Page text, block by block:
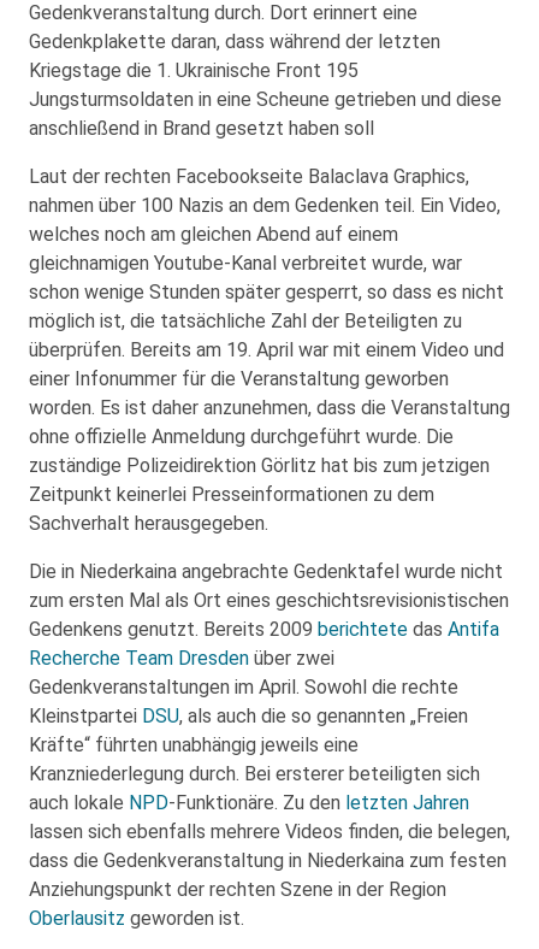
Gedenkveranstaltung durch. Dort erinnert eine
Gedenkplakette daran, dass während der letzten
Kriegstage die 1. Ukrainische Front 195
Jungsturmsoldaten in eine Scheune getrieben und diese
anschließend in Brand gesetzt haben soll
Laut der rechten Facebookseite Balaclava Graphics,
nahmen über 100 Nazis an dem Gedenken teil. Ein Video,
welches noch am gleichen Abend auf einem
gleichnamigen Youtube-Kanal verbreitet wurde, war
schon wenige Stunden später gesperrt, so dass es nicht
möglich ist, die tatsächliche Zahl der Beteiligten zu
überprüfen. Bereits am 19. April war mit einem Video und
einer Infonummer für die Veranstaltung geworben
worden. Es ist daher anzunehmen, dass die Veranstaltung
ohne offizielle Anmeldung durchgeführt wurde. Die
zuständige Polizeidirektion Görlitz hat bis zum jetzigen
Zeitpunkt keinerlei Presseinformationen zu dem
Sachverhalt herausgegeben.
Die in Niederkaina angebrachte Gedenktafel wurde nicht
zum ersten Mal als Ort eines geschichtsrevisionistischen
Gedenkens genutzt. Bereits 2009 berichtete das Antifa
Recherche Team Dresden über zwei
Gedenkveranstaltungen im April. Sowohl die rechte
Kleinstpartei DSU, als auch die so genannten „Freien
Kräfte“ führten unabhängig jeweils eine
Kranzniederlegung durch. Bei ersterer beteiligten sich
auch lokale NPD-Funktionäre. Zu den letzten Jahren
lassen sich ebenfalls mehrere Videos finden, die belegen,
dass die Gedenkveranstaltung in Niederkaina zum festen
Anziehungspunkt der rechten Szene in der Region
Oberlausitz geworden ist.